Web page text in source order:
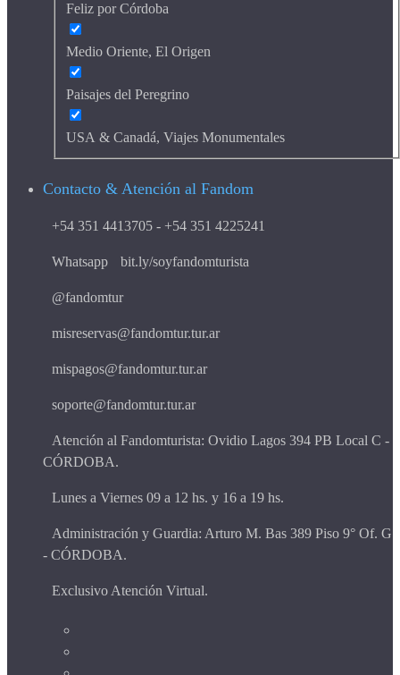
Feliz por Córdoba
Medio Oriente, El Origen
Paisajes del Peregrino
USA & Canadá, Viajes Monumentales
Contacto & Atención al Fandom
+54 351 4413705 - +54 351 4225241
Whatsapp bit.ly/soyfandomturista
@fandomtur
misreservas@fandomtur.tur.ar
mispagos@fandomtur.tur.ar
soporte@fandomtur.tur.ar
Atención al Fandomturista: Ovidio Lagos 394 PB Local C -
CÓRDOBA.
Lunes a Viernes 09 a 12 hs. y 16 a 19 hs.
Administración y Guardia: Arturo M. Bas 389 Piso 9° Of. G
- CÓRDOBA.
Exclusivo Atención Virtual.